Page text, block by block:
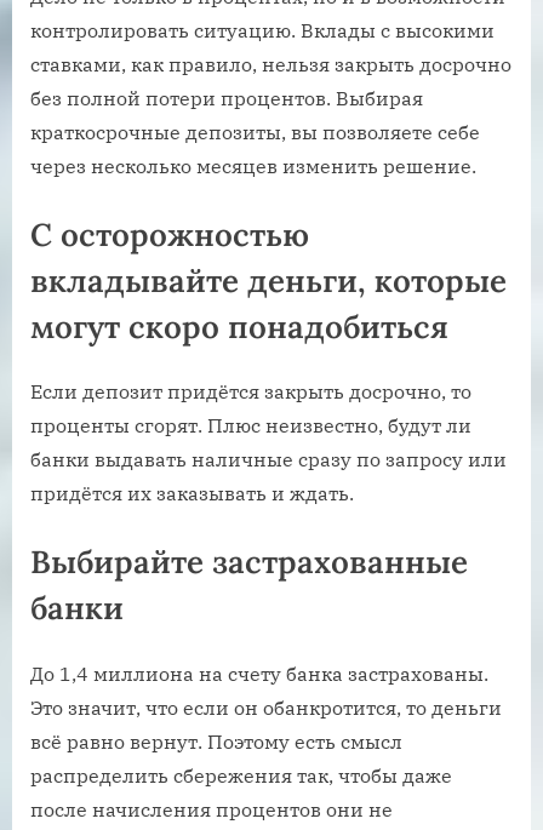
контролировать ситуацию. Вклады с высокими
ставками, как правило, нельзя закрыть досрочно
без полной потери процентов. Выбирая
краткосрочные депозиты, вы позволяете себе
через несколько месяцев изменить решение.
С осторожностью
вкладывайте деньги, которые
могут скоро понадобиться
Если депозит придётся закрыть досрочно, то
проценты сгорят. Плюс неизвестно, будут ли
банки выдавать наличные сразу по запросу или
придётся их заказывать и ждать.
Выбирайте застрахованные
банки
До 1,4 миллиона на счету банка застрахованы.
Это значит, что если он обанкротится, то деньги
всё равно вернут. Поэтому есть смысл
распределить сбережения так, чтобы даже
после начисления процентов они не